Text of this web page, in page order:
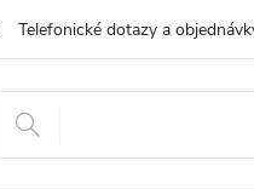
515
Obchodní podmínky